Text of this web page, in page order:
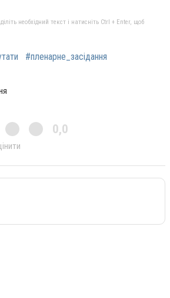
необхідний текст і натисніть Ctrl + Enter, щоб
#пленарне_засідання
0,0